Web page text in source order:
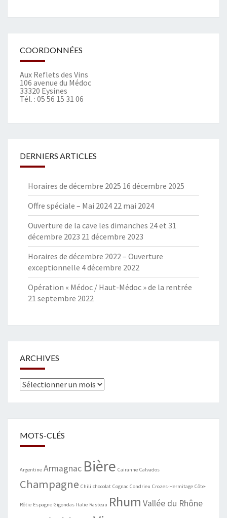
COORDONNÉES
Aux Reflets des Vins
106 avenue du Médoc
33320 Eysines
Tél. : 05 56 15 31 06
DERNIERS ARTICLES
Horaires de décembre 2025 16 décembre 2025
Offre spéciale – Mai 2024 22 mai 2024
Ouverture de la cave les dimanches 24 et 31
décembre 2023 21 décembre 2023
Horaires de décembre 2022 – Ouverture
exceptionnelle 4 décembre 2022
Opération « Médoc / Haut-Médoc » de la rentrée
21 septembre 2022
ARCHIVES
Archives
MOTS-CLÉS
Argentine Armagnac Bière Cairanne Calvados
Champagne Chili chocolat Cognac Condrieu Crozes-Hermitage Côte-
Rôtie Espagne Gigondas Italie Rasteau Rhum Vallée du Rhône